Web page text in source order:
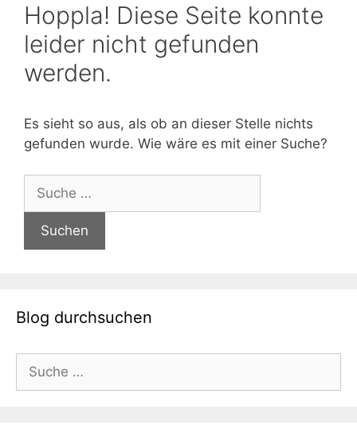
Hoppla! Diese Seite konnte
leider nicht gefunden
werden.
Es sieht so aus, als ob an dieser Stelle nichts
gefunden wurde. Wie wäre es mit einer Suche?
nach:
Blog durchsuchen
nach: